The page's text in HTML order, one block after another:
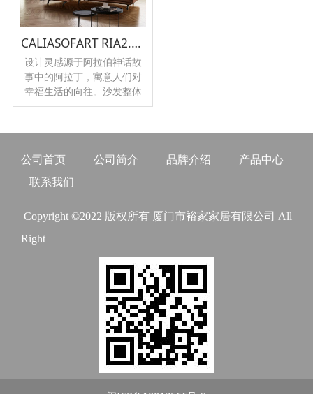
CALIASOFART RIA2.970
设计灵感源于阿拉伯神话故
事中的阿拉丁，寓意人们对
幸福生活的向往。沙发整体
采用桔色配色，个性鲜明，
公司首页 公司简介 品牌介绍
产品中心
联系我们
Copyright ©2022 版权所有 厦门市裕家家居有限公司 All
Right